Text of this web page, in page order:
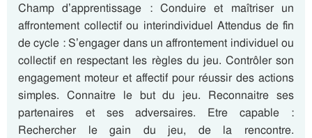
Champ d’apprentissage : Conduire et maîtriser un
affrontement collectif ou interindividuel Attendus de fin
de cycle : S’engager dans un affrontement individuel ou
collectif en respectant les règles du jeu. Contrôler son
engagement moteur et affectif pour réussir des actions
simples. Connaitre le but du jeu. Reconnaitre ses
partenaires et ses adversaires. Etre capable :
Rechercher le gain du jeu, de la rencontre.